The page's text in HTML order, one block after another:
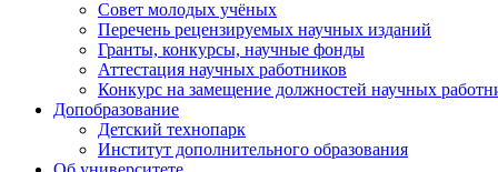
Совет молодых учёных
Перечень рецензируемых научных изданий
Гранты, конкурсы, научные фонды
Аттестация научных работников
Конкурс на замещение должностей научных
Допобразование
Детский технопарк
Институт дополнительного образования